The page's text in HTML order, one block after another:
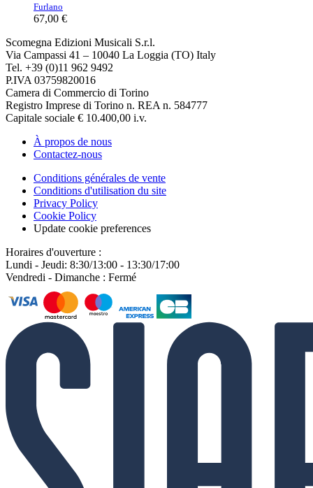
Furlano
67,00 €
Scomegna Edizioni Musicali S.r.l.
Via Campassi 41 – 10040 La Loggia (TO) Italy
Tel. +39 (0)11 962 9492
P.IVA 03759820016
Camera di Commercio di Torino
Registro Imprese di Torino n. REA n. 584777
Capitale sociale € 10.400,00 i.v.
À propos de nous
Contactez-nous
Conditions générales de vente
Conditions d'utilisation du site
Privacy Policy
Cookie Policy
Update cookie preferences
Horaires d'ouverture :
Lundi - Jeudi: 8:30/13:00 - 13:30/17:00
Vendredi - Dimanche : Fermé